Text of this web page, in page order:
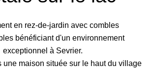
en rez-de-jardin avec combles
bénéficiant d'un environnement
exceptionnel à Sevrier.
une maison située sur le haut du village